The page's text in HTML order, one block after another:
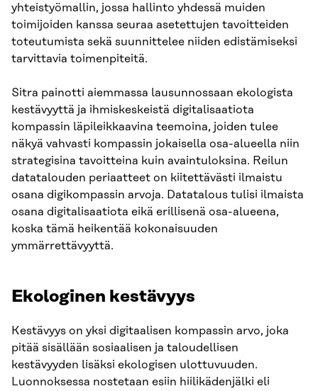
yhteistyömallin, jossa hallinto yhdessä muiden
toimijoiden kanssa seuraa asetettujen tavoitteiden
toteutumista sekä suunnittelee niiden edistämiseksi
tarvittavia toimenpiteitä.
Sitra painotti aiemmassa lausunnossaan ekologista
kestävyyttä ja ihmiskeskeistä digitalisaatiota
kompassin läpileikkaavina teemoina, joiden tulee
näkyä vahvasti kompassin jokaisella osa-alueella niin
strategisina tavoitteina kuin avaintuloksina. Reilun
datatalouden periaatteet on kiitettävästi ilmaistu
osana digikompassin arvoja. Datatalous tulisi ilmaista
osana digitalisaatiota eikä erillisenä osa-alueena,
koska tämä heikentää kokonaisuuden
ymmärrettävyyttä.
Ekologinen kestävyys
Kestävyys on yksi digitaalisen kompassin arvo, joka
pitää sisällään sosiaalisen ja taloudellisen
kestävyyden lisäksi ekologisen ulottuvuuden.
Luonnoksessa nostetaan esiin hiilikädenjälki eli